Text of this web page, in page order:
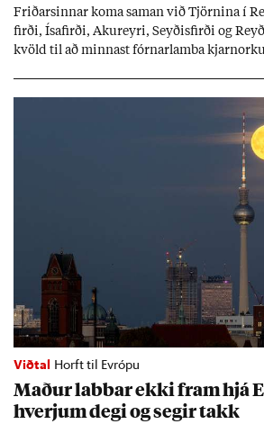
Frið­arsinn­ar koma sam­an við Tjörn­ina í
firði, Ísa­firði, Ak­ur­eyri, Seyð­is­firði og
kvöld til að minn­ast fórn­ar­lamba
Viðtal Horft til Evrópu
Mað­ur labb­ar ekki fram hjá
hverj­um degi og seg­ir takk